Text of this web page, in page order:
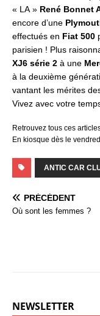
« LA » René Bonnet
encore d’une
effectués en Fiat 500
parisien ! Plus
XJ6 série 2 à une
à la deuxième
vantant les mérites
Vivez avec votre
Retrouvez tous ces
En kiosque dès le
ANTIC CAR
PRÉCÉDENT
Où sont les femmes ?
NEWSLETTER